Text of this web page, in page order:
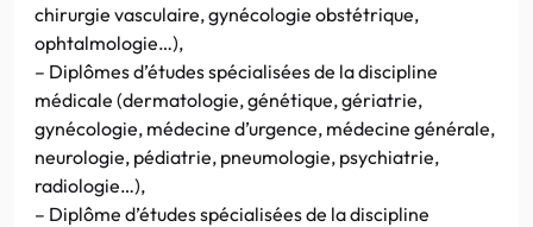
chirurgie vasculaire, gynécologie obstétrique,
ophtalmologie…),
– Diplômes d’études spécialisées de la discipline
médicale (dermatologie, génétique, gériatrie,
gynécologie, médecine d’urgence, médecine générale,
neurologie, pédiatrie, pneumologie, psychiatrie,
radiologie…),
– Diplôme d’études spécialisées de la discipline